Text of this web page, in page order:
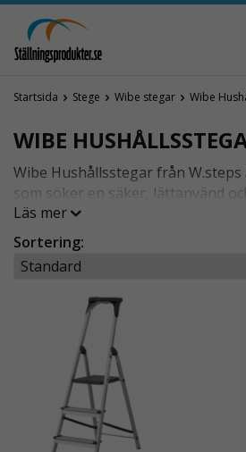
Startsida Stege Wibe stegar Wibe
WIBE
Wibe Hushållsstegar från
som söker en säker, lättanvänd
arbeten i hemmet. Oavsett om du
lampor, sätta upp gardiner eller
Wibe Hushållsstegar en trygg
projekt.Se alla produkter från Wibe.
Läs mer
Sortering: